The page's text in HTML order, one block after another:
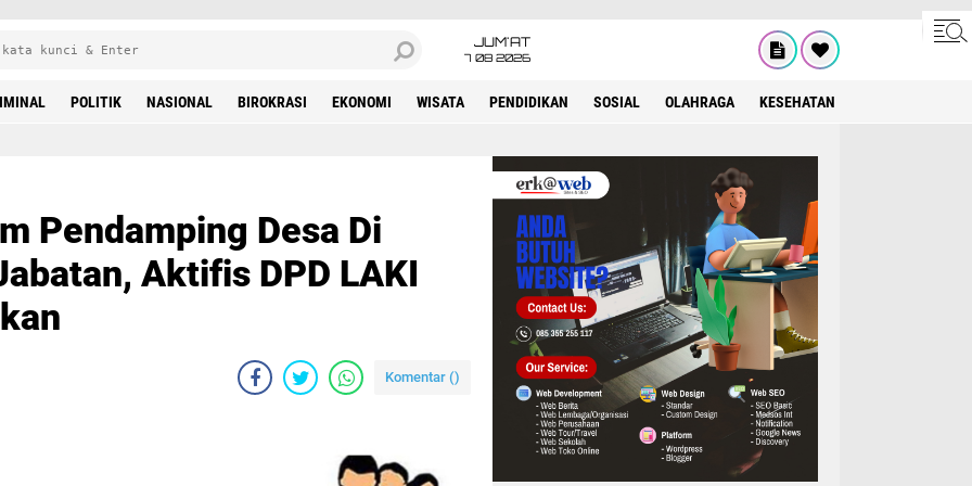
JUM'AT
7 08 2026
POLITIK NASIONAL BIROKRASI EKONOMI WISATA PENDIDIKAN SOSIAL OLAHRAGA KESEHATAN
Pendamping Desa Di
Aktifis DPD LAKI
Komentar ()